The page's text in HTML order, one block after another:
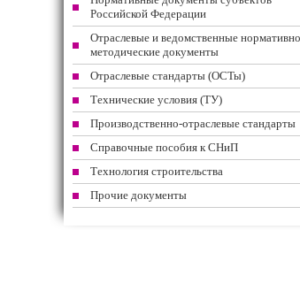
Российской Федерации
Отраслевые и ведомственные
методические документы
Отраслевые стандарты (ОСТы)
Технические условия (ТУ)
Производственно-отраслевые стандарты
Справочные пособия к СНиП
Технология строительства
Прочие документы